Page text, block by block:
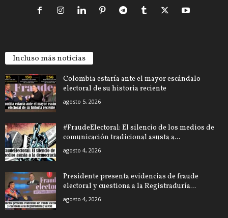
Incluso más noticias
Colombia estaría ante el mayor escándalo
electoral de su historia reciente
agosto 5, 2026
#FraudeElectoral: El silencio de los medios de
comunicación tradicional asusta a...
agosto 4, 2026
Presidente presenta evidencias de fraude
electoral y cuestiona a la Registraduría...
agosto 4, 2026